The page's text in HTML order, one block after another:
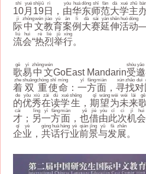
10
shí
月
yuè
19
shíjiǔ
日
rì
， 由
yóu
华
huá
东
dōng
师
shī
范
fàn
大
dà
学
xué
主
zhǔ bàn
际
jì
中
zhōng
文
wén
教
jiào
育
yù
案
àn
例
lì
大
dà
赛
sài
延
yán
伸
shēn
活
huó
动
dòng
流
liú
会
huì
“热
rè
烈
liè
举
jǔ
行
xíng
。
歌
gē
易
yì
中
zhōng
文
wén
GoEast Mandarin受
shòu
邀
yāo
着
zhe
双
shuāng
重
chóng
使
shǐ
命
mìng
：一
yī
方
fāng
面
miàn
，寻
xún
找
zhǎo
对
duì
的
de
优
yōu
秀
xiù
在
zài
读
dú
学
xué
生
shēng
，期
qī
望
wàng
为
wèi
未
wèi
来
lái gē
才
cái
； 另
lìng
一
yī
方
fāng
面
miàn
，也
yě
借
jiè
由
yóu
此
cǐ
次
cì
机
jī
会
huì
企
qǐ
业
yè
，共
gòng
话
huà
行
háng
业
yè
前
qián
景
jǐng
与
yǔ
发
fā
展
zhǎn
。